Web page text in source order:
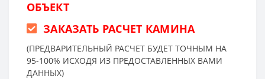
ОБЪЕКТ
ЗАКАЗАТЬ РАСЧЕТ КАМИНА
(ПРЕДВАРИТЕЛЬНЫЙ РАСЧЕТ БУДЕТ ТОЧНЫМ НА
95-100% ИСХОДЯ ИЗ ПРЕДОСТАВЛЕННЫХ ВАМИ
ДАННЫХ)